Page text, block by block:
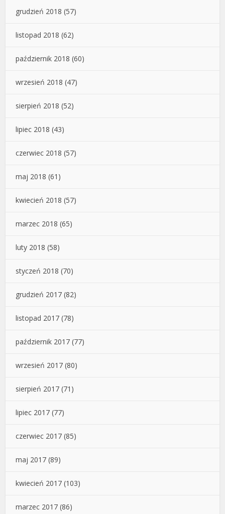
grudzień 2018 (57)
listopad 2018 (62)
październik 2018 (60)
wrzesień 2018 (47)
sierpień 2018 (52)
lipiec 2018 (43)
czerwiec 2018 (57)
maj 2018 (61)
kwiecień 2018 (57)
marzec 2018 (65)
luty 2018 (58)
styczeń 2018 (70)
grudzień 2017 (82)
listopad 2017 (78)
październik 2017 (77)
wrzesień 2017 (80)
sierpień 2017 (71)
lipiec 2017 (77)
czerwiec 2017 (85)
maj 2017 (89)
kwiecień 2017 (103)
marzec 2017 (86)